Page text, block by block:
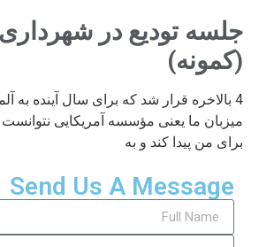
جلسه تودیع در
(کمونه)
4 بالاخره قرار شد که برای سال آینده به
میزبان ما یعنی مؤسسه آمریکایی
برای من پیدا کند و به
Send Us A Message